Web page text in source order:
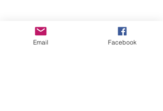
Email Facebook